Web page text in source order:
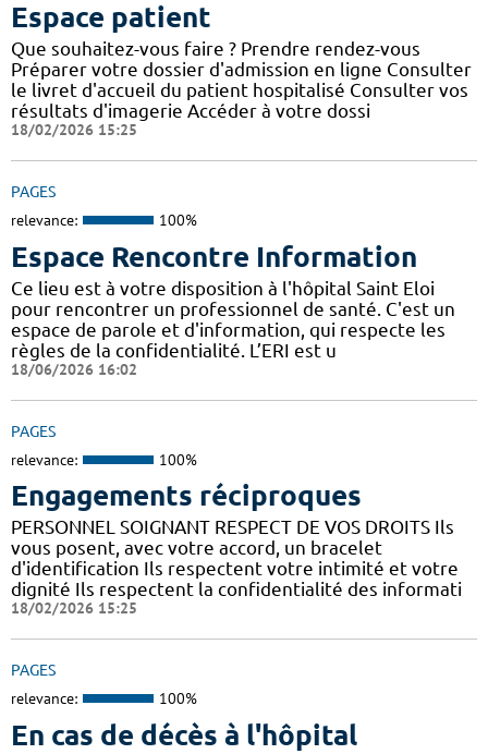
Espace patient
Que souhaitez-vous faire ? Prendre rendez-vous
Préparer votre dossier d'admission en ligne Consulter
le livret d'accueil du patient hospitalisé Consulter vos
résultats d'imagerie Accéder à votre dossi
18/02/2026 15:25
PAGES
relevance: 100%
Espace Rencontre Information
Ce lieu est à votre disposition à l'hôpital Saint Eloi
pour rencontrer un professionnel de santé. C'est un
espace de parole et d'information, qui respecte les
règles de la confidentialité. L’ERI est u
18/06/2026 16:02
PAGES
relevance: 100%
Engagements réciproques
PERSONNEL SOIGNANT RESPECT DE VOS DROITS Ils
vous posent, avec votre accord, un bracelet
d'identification Ils respectent votre intimité et votre
dignité Ils respectent la confidentialité des informati
18/02/2026 15:25
PAGES
relevance: 100%
En cas de décès à l'hôpital